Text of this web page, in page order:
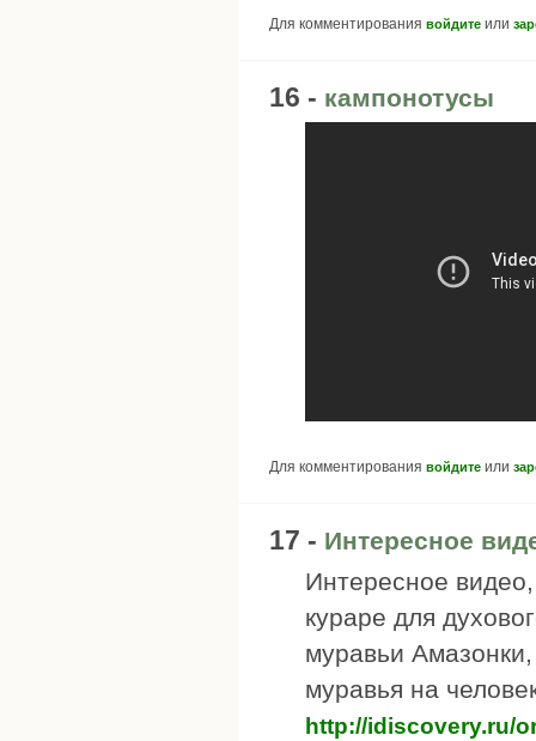
Для комментирования войдите или
16 - кампонотусы
Для комментирования войдите или
17 - Интересное
Интересное видео,
кураре для
муравьи
муравья на
http://idiscovery.ru/